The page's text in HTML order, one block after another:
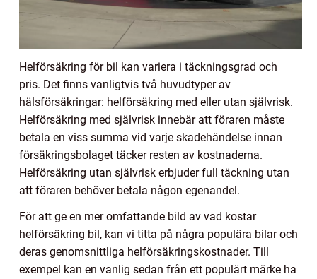
Helförsäkring för bil kan variera i täckningsgrad och
pris. Det finns vanligtvis två huvudtyper av
hälsförsäkringar: helförsäkring med eller utan självrisk.
Helförsäkring med självrisk innebär att föraren måste
betala en viss summa vid varje skadehändelse innan
försäkringsbolaget täcker resten av kostnaderna.
Helförsäkring utan självrisk erbjuder full täckning utan
att föraren behöver betala någon egenandel.
För att ge en mer omfattande bild av vad kostar
helförsäkring bil, kan vi titta på några populära bilar och
deras genomsnittliga helförsäkringskostnader. Till
exempel kan en vanlig sedan från ett populärt märke ha